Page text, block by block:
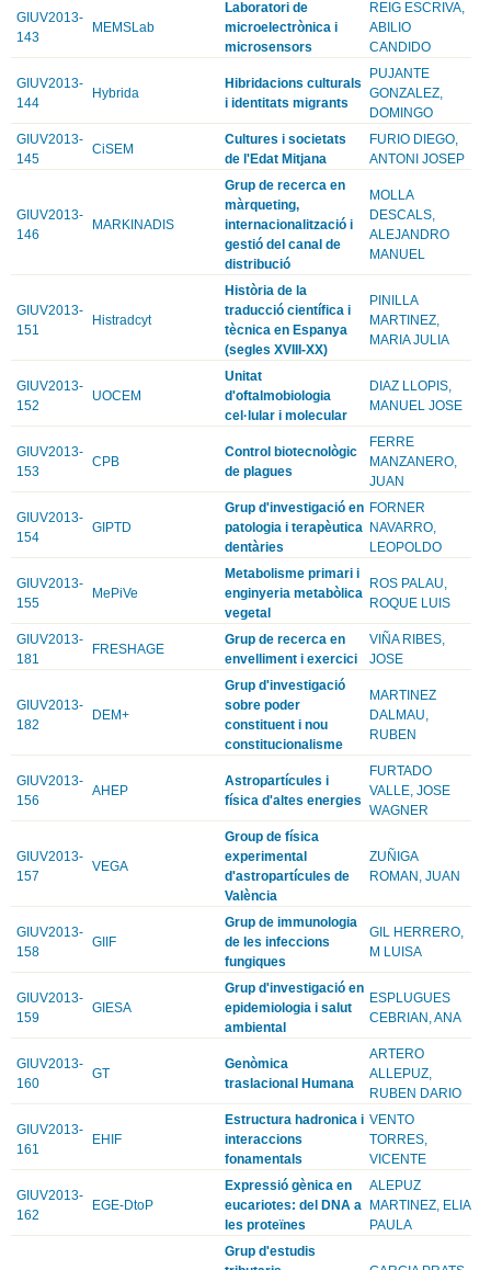
GIUV2013-
143
MEMSLab
Laboratori de
microelectrònica i
microsensors
REIG ESCRIVA,
ABILIO
CANDIDO
GIUV2013-
144
Hybrida
Hibridacions culturals
i identitats migrants
PUJANTE
GONZALEZ,
DOMINGO
GIUV2013-
145
CiSEM
Cultures i societats
de l'Edat Mitjana
FURIO DIEGO,
ANTONI JOSEP
GIUV2013-
146
MARKINADIS
Grup de recerca en
màrqueting,
internacionalització i
gestió del canal de
distribució
MOLLA
DESCALS,
ALEJANDRO
MANUEL
GIUV2013-
151
Histradcyt
Història de la
traducció científica i
tècnica en Espanya
(segles XVIII-XX)
PINILLA
MARTINEZ,
MARIA JULIA
GIUV2013-
152
UOCEM
Unitat
d'oftalmobiologia
cel·lular i molecular
DIAZ LLOPIS,
MANUEL JOSE
GIUV2013-
153
CPB
Control biotecnològic
de plagues
FERRE
MANZANERO,
JUAN
GIUV2013-
154
GIPTD
Grup d'investigació en
patologia i terapèutica
dentàries
FORNER
NAVARRO,
LEOPOLDO
GIUV2013-
155
MePiVe
Metabolisme primari i
enginyeria metabòlica
vegetal
ROS PALAU,
ROQUE LUIS
GIUV2013-
181
FRESHAGE
Grup de recerca en
envelliment i exercici
VIÑA RIBES,
JOSE
GIUV2013-
182
DEM+
Grup d'investigació
sobre poder
constituent i nou
constitucionalisme
MARTINEZ
DALMAU,
RUBEN
GIUV2013-
156
AHEP
Astropartícules i
física d'altes energies
FURTADO
VALLE, JOSE
WAGNER
GIUV2013-
157
VEGA
Group de física
experimental
d'astropartícules de
València
ZUÑIGA
ROMAN, JUAN
GIUV2013-
158
GIIF
Grup de immunologia
de les infeccions
fungiques
GIL HERRERO,
M LUISA
GIUV2013-
159
GIESA
Grup d'investigació en
epidemiologia i salut
ambiental
ESPLUGUES
CEBRIAN, ANA
GIUV2013-
160
GT
Genòmica
traslacional Humana
ARTERO
ALLEPUZ,
RUBEN DARIO
GIUV2013-
161
EHIF
Estructura hadronica i
interaccions
fonamentals
VENTO
TORRES,
VICENTE
GIUV2013-
162
EGE-DtoP
Expressió gènica en
eucariotes: del DNA a
les proteïnes
ALEPUZ
MARTINEZ, ELIA
PAULA
Grup d'estudis